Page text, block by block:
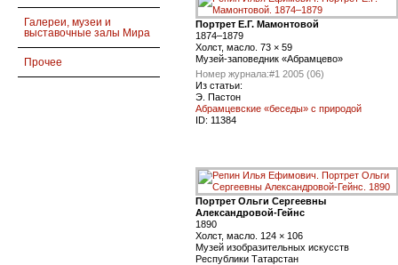
Галереи, музеи и
выставочные залы Мира
Прочее
Портрет Е.Г. Мамонтовой
1874–1879
Холст, масло. 73 × 59
Музей-заповедник «Абрамцево»
Номер журнала:#1 2005 (06)
Из статьи:
Э. Пастон
Абрамцевские «беседы» с природой
ID: 11384
Портрет Ольги Сергеевны
Александровой-Гейнс
1890
Холст, масло. 124 × 106
Музей изобразительных искусств
Республики Татарстан